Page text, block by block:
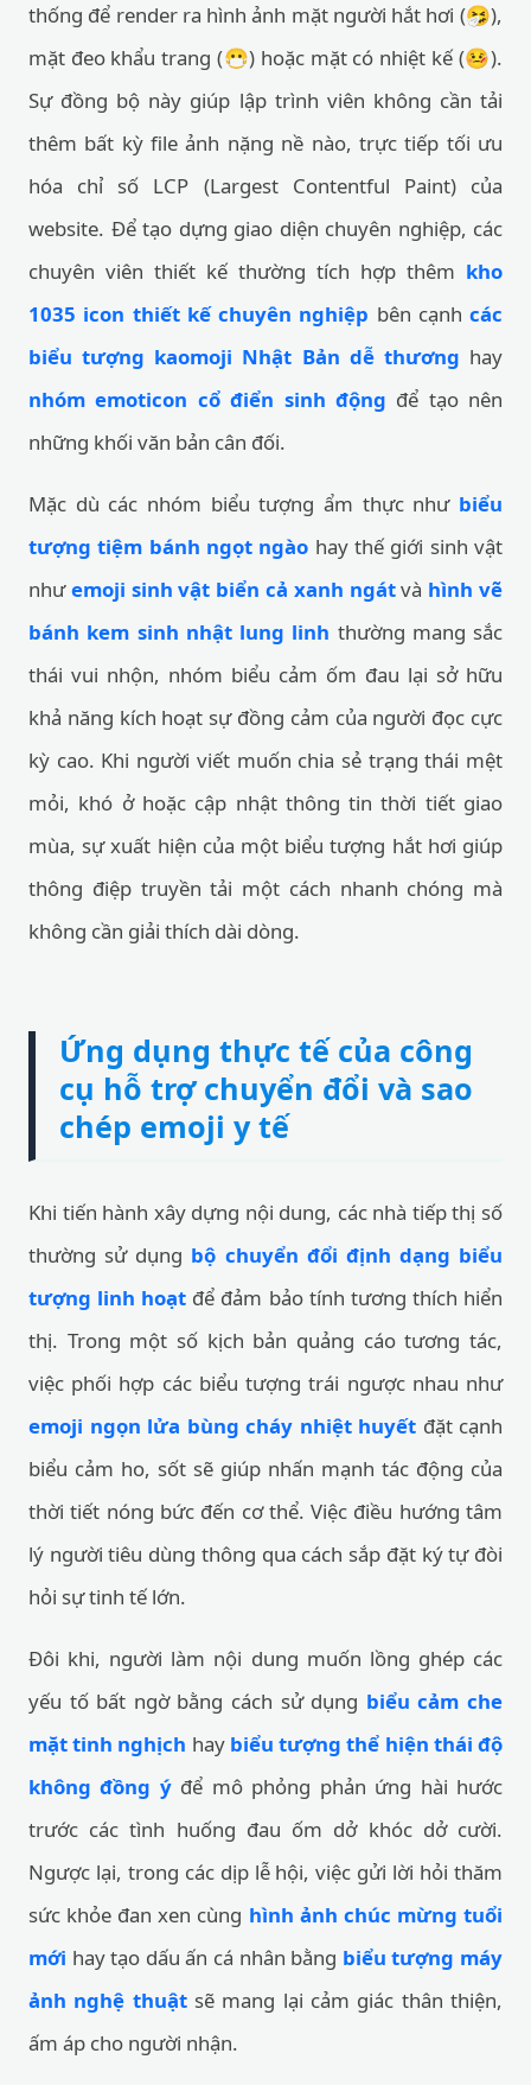
thống để render ra hình ảnh mặt người hắt hơi (🤧),
mặt đeo khẩu trang (😷) hoặc mặt có nhiệt kế (🤒).
Sự đồng bộ này giúp lập trình viên không cần tải
thêm bất kỳ file ảnh nặng nề nào, trực tiếp tối ưu
hóa chỉ số LCP (Largest Contentful Paint) của
website. Để tạo dựng giao diện chuyên nghiệp, các
chuyên viên thiết kế thường tích hợp thêm kho
1035 icon thiết kế chuyên nghiệp bên cạnh các
biểu tượng kaomoji Nhật Bản dễ thương hay
nhóm emoticon cổ điển sinh động để tạo nên
những khối văn bản cân đối.
Mặc dù các nhóm biểu tượng ẩm thực như biểu
tượng tiệm bánh ngọt ngào hay thế giới sinh vật
nhưemoji sinh vật biển cả xanh ngátvà hình vẽ
bánh kem sinh nhật lung linh thường mang sắc
thái vui nhộn, nhóm biểu cảm ốm đau lại sở hữu
khả năng kích hoạt sự đồng cảm của người đọc cực
kỳ cao. Khi người viết muốn chia sẻ trạng thái mệt
mỏi, khó ở hoặc cập nhật thông tin thời tiết giao
mùa, sự xuất hiện của một biểu tượng hắt hơi giúp
thông điệp truyền tải một cách nhanh chóng mà
không cần giải thích dài dòng.
Ứng dụng thực tế của công
cụ hỗ trợ chuyển đổi và sao
chép emoji y tế
Khi tiến hành xây dựng nội dung, các nhà tiếp thị số
thường sử dụng bộ chuyển đổi định dạng biểu
tượng linh hoạt để đảm bảo tính tương thích hiển
thị. Trong một số kịch bản quảng cáo tương tác,
việc phối hợp các biểu tượng trái ngược nhau như
emoji ngọn lửa bùng cháy nhiệt huyết đặt cạnh
biểu cảm ho, sốt sẽ giúp nhấn mạnh tác động của
thời tiết nóng bức đến cơ thể. Việc điều hướng tâm
lý người tiêu dùng thông qua cách sắp đặt ký tự đòi
hỏi sự tinh tế lớn.
Đôi khi, người làm nội dung muốn lồng ghép các
yếu tố bất ngờ bằng cách sử dụng biểu cảm che
mặt tinh nghịch hay biểu tượng thể hiện thái độ
không đồng ýđể mô phỏng phản ứng hài hước
trước các tình huống đau ốm dở khóc dở cười.
Ngược lại, trong các dịp lễ hội, việc gửi lời hỏi thăm
sức khỏe đan xen cùng hình ảnh chúc mừng tuổi
mới hay tạo dấu ấn cá nhân bằng biểu tượng máy
ảnh nghệ thuậtsẽ mang lại cảm giác thân thiện,
ấm áp cho người nhận.